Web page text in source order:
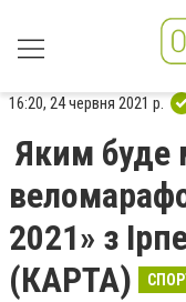
16:20, 24 червня 2021 р.
Яким буде
2021» з
(КАРТА)